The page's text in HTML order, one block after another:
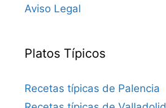
Aviso Legal
Platos Típicos
Recetas típicas de Palencia